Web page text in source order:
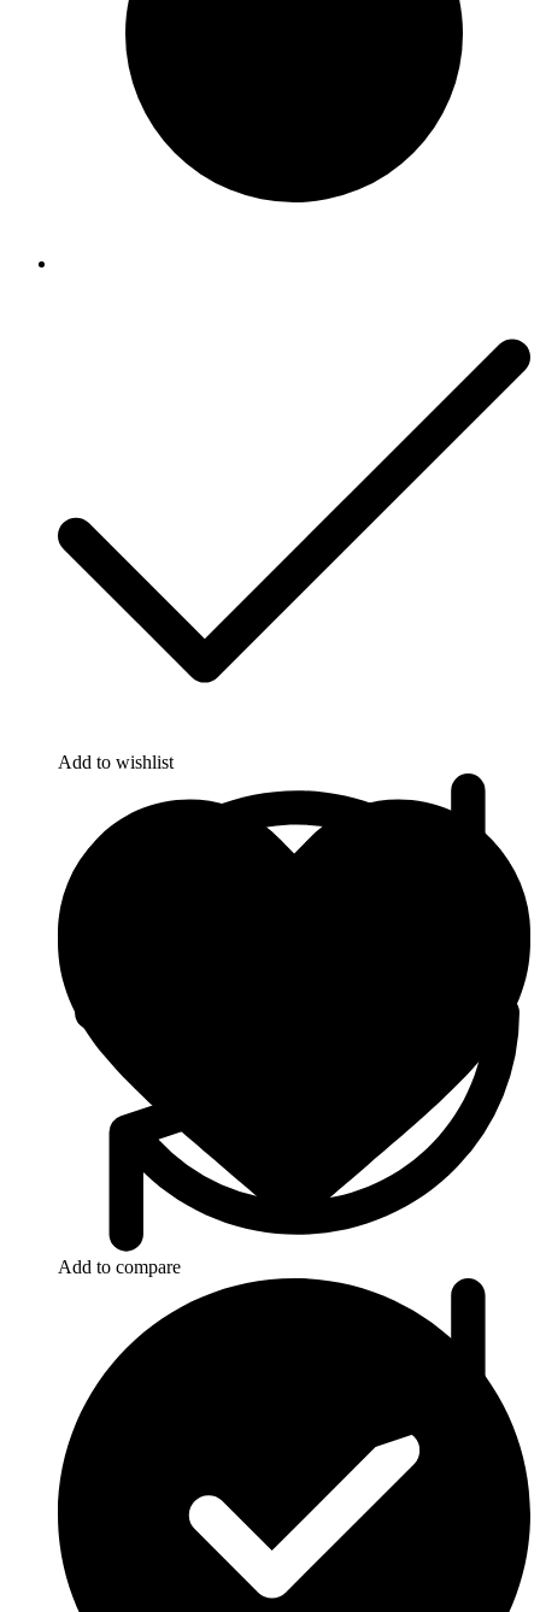
Add to wishlist
Add to compare